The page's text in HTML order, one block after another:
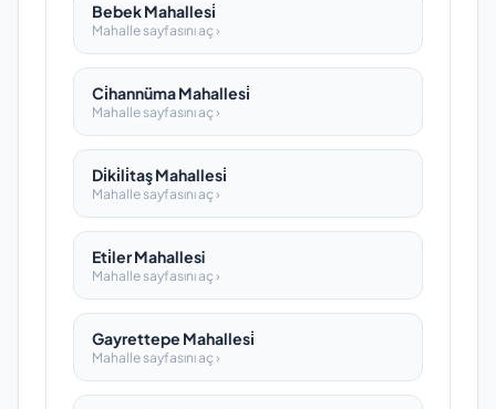
Bebek Mahallesi̇
Mahalle sayfasını aç ›
Ci̇hannüma Mahallesi̇
Mahalle sayfasını aç ›
Di̇ki̇li̇taş Mahallesi̇
Mahalle sayfasını aç ›
Eti̇ler Mahallesi
Mahalle sayfasını aç ›
Gayrettepe Mahallesi̇
Mahalle sayfasını aç ›